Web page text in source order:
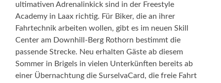
ultimativen Adrenalinkick sind in der Freestyle
Academy in Laax richtig. Für Biker, die an ihrer
Fahrtechnik arbeiten wollen, gibt es im neuen Skill
Center am Downhill-Berg Rothorn bestimmt die
passende Strecke. Neu erhalten Gäste ab diesem
Sommer in Brigels in vielen Unterkünften bereits ab
einer Übernachtung die SurselvaCard, die freie Fahrt